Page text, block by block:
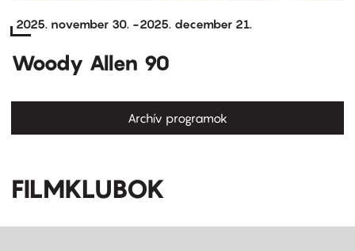
2025. november 30. -2025. december 21.
Woody Allen 90
Archív programok
FILMKLUBOK